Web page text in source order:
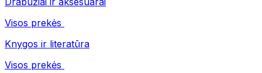
Visos prekės
Knygos ir literatūra
Visos prekės